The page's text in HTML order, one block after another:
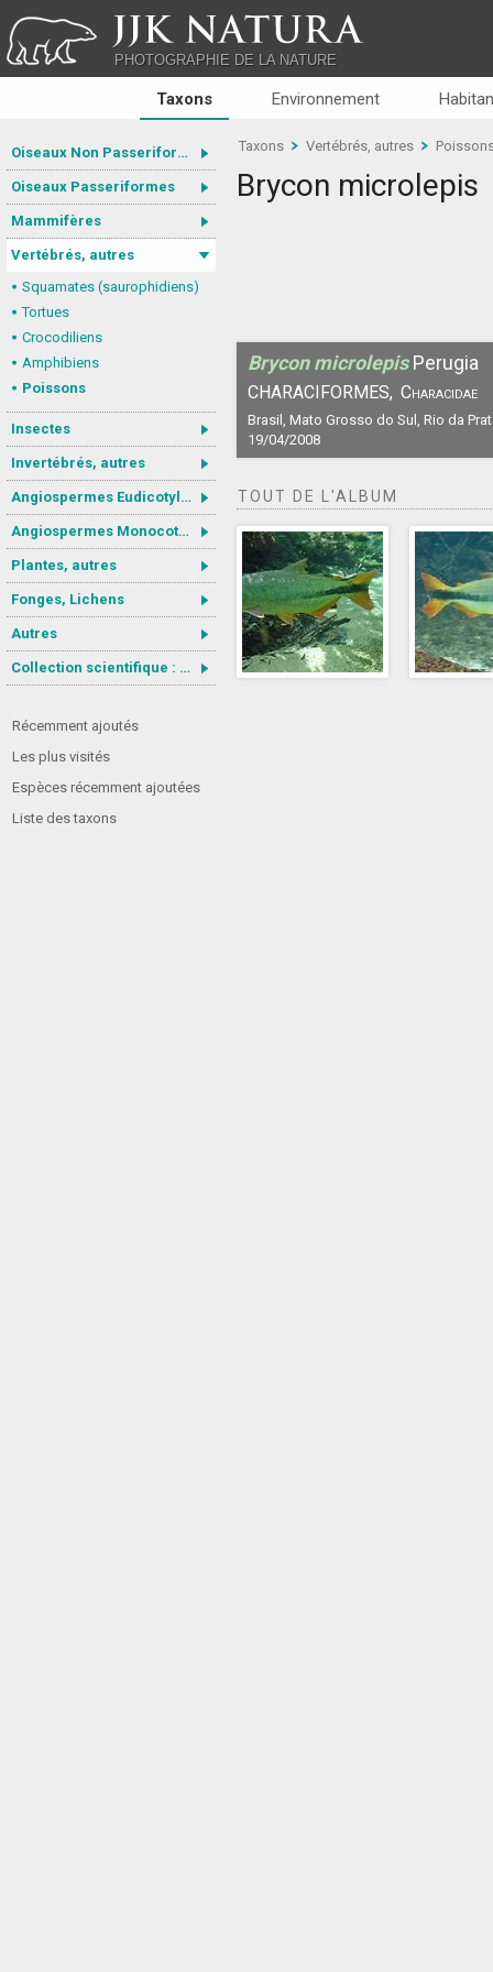
JJK NATURA
PHOTOGRAPHIE DE LA NATURE
Taxons Environnement
Oiseaux Non Passeriformes
Oiseaux Passeriformes
Mammifères
Vertébrés, autres
Squamates (saurophidiens)
Tortues
Crocodiliens
Amphibiens
Poissons
Insectes
Invertébrés, autres
Angiospermes Eudicotylédones
Angiospermes Monocotylédones
Plantes, autres
Fonges, Lichens
Autres
Collection scientifique : Gastrotricha
Récemment ajoutés
Les plus visités
Espèces récemment ajoutées
Liste des taxons
Taxons Vertébrés, autres
Brycon microlepis
Brycon microlepis Perugia
CHARACIFORMES, Characidae
Brasil, Mato Grosso do Sul, Rio da
19/04/2008
TOUT DE L'ALBUM